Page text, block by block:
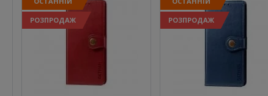
РОЗПРОДАЖ РОЗПРОДАЖ